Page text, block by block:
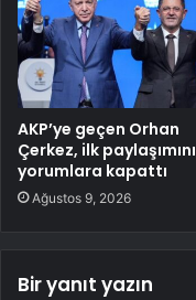
AKP’ye geçen Orhan
Çerkez, ilk paylaşımını
yorumlara kapattı
Ağustos 9, 2026
Bir yanıt yazın